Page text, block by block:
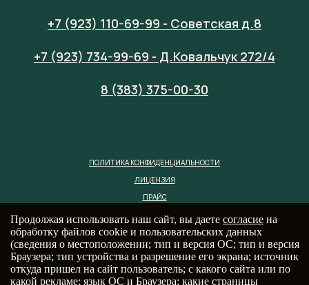
+7 (923) 110-69-99 - Советская д.8
+7 (923) 734-99-69 - Д.Ковальчук 272/4
8 (383) 375-00-30
ПОЛИТИКА КОНФИДЕНЦИАЛЬНОСТИ
ЛИЦЕНЗИЯ
ПРАЙС
Продолжая использовать наш сайт, вы даете согласие на
обработку файлов cookie и пользовательских данных
(сведения о местоположении; тип и версия ОС; тип и версия
Браузера; тип устройства и разрешение его экрана; источник
откуда пришел на сайт пользователь; с какого сайта или по
какой рекламе; язык ОС и Браузера; какие страницы